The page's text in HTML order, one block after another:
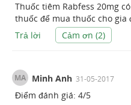
Thuốc tiêm Rabfess 20mg
thuốc để mua thuốc cho
Trả lời
Cảm ơn (2)
MA Minh Anh 31-05-2017
Điểm đánh giá: 4/5